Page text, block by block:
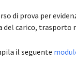
di prova per
del carico, trasporto
il seguente